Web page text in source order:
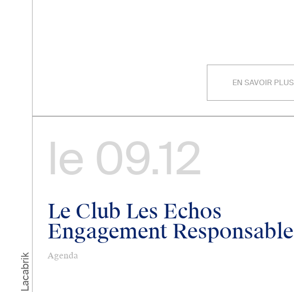
Lacabrik
EN SAVOIR PLUS
le 09.12
Le Club Les Echos
Engagement Responsable
Agenda